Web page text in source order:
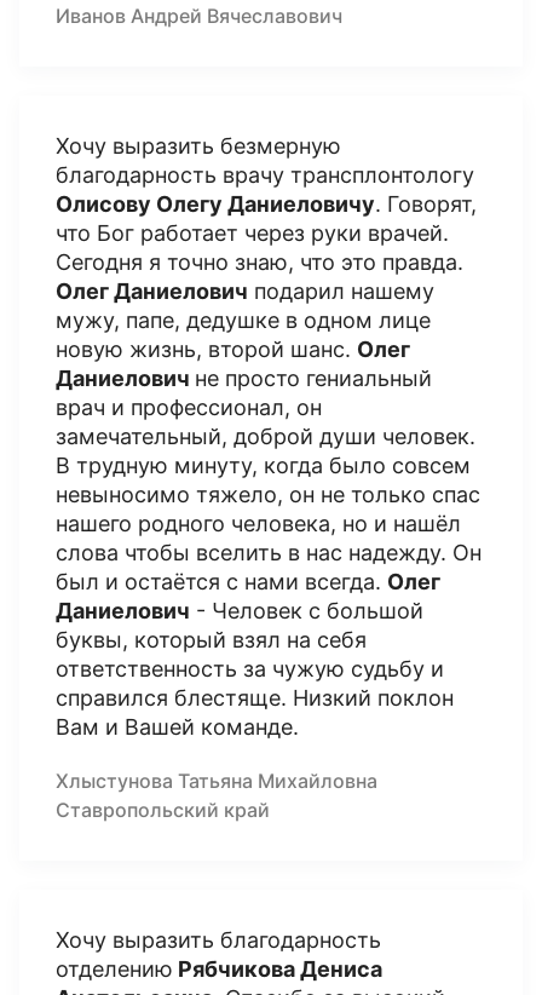
Иванов Андрей Вячеславович
Хочу выразить безмерную
благодарность врачу трансплонтологу
Олисову Олегу Даниеловичу. Говорят,
что Бог работает через руки врачей.
Сегодня я точно знаю, что это правда.
Олег Даниелович подарил нашему
мужу, папе, дедушке в одном лице
новую жизнь, второй шанс. Олег
Даниелович не просто гениальный
врач и профессионал, он
замечательный, доброй души человек.
В трудную минуту, когда было совсем
невыносимо тяжело, он не только спас
нашего родного человека, но и нашёл
слова чтобы вселить в нас надежду. Он
был и остаётся с нами всегда. Олег
Даниелович - Человек с большой
буквы, который взял на себя
ответственность за чужую судьбу и
справился блестяще. Низкий поклон
Вам и Вашей команде.
Хлыстунова Татьяна Михайловна
Ставропольский край
Хочу выразить благодарность
отделению Рябчикова Дениса